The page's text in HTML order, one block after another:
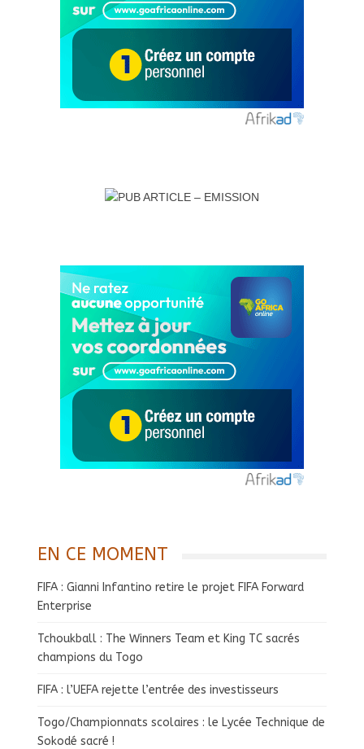
EN CE MOMENT
FIFA : Gianni Infantino retire le projet FIFA Forward
Enterprise
Tchoukball : The Winners Team et King TC sacrés
champions du Togo
FIFA : l’UEFA rejette l’entrée des investisseurs
Togo/Championnats scolaires : le Lycée Technique de
Sokodé sacré !